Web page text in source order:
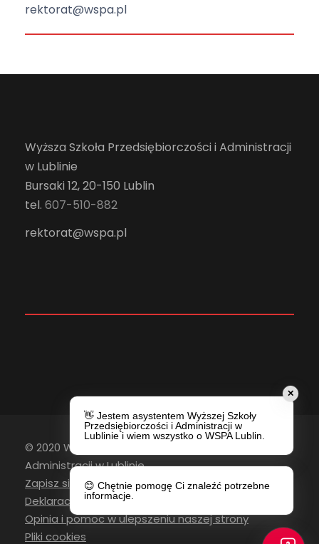
rektorat@wspa.pl
Wyższa Szkoła Przedsiębiorczości i Administracji
w Lublinie
Bursaki 12, 20-150 Lublin
tel. 607-510-882
rektorat@wspa.pl
© 2020 Wyższa Szkoła Przedsiębiorczości i
Administracji w Lublinie
Zapisz się do newslettera
Deklaracja Dostępności
Opinia i pomoc w ulepszeniu naszej strony
Pliki cookies
✕
👋 Jestem asystentem Wyższej Szkoły
Przedsiębiorczości i Administracji w
Lublinie i wiem wszystko o WSPA Lublin.
😊 Chętnie pomogę Ci znaleźć potrzebne
informacje.